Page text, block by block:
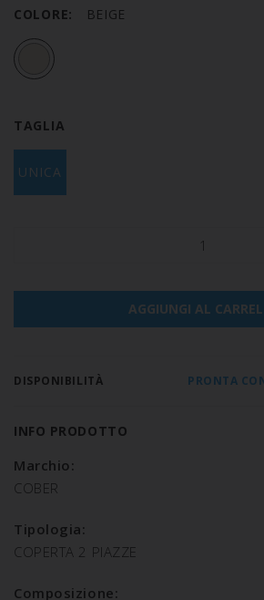
COLORE: BEIGE
TAGLIA
UNICA
1
AGGIUNGI AL
DISPONIBILITÀ PRONTA
INFO PRODOTTO
Marchio:
COBER
Tipologia:
COPERTA 2 PIAZZE
Composizione: